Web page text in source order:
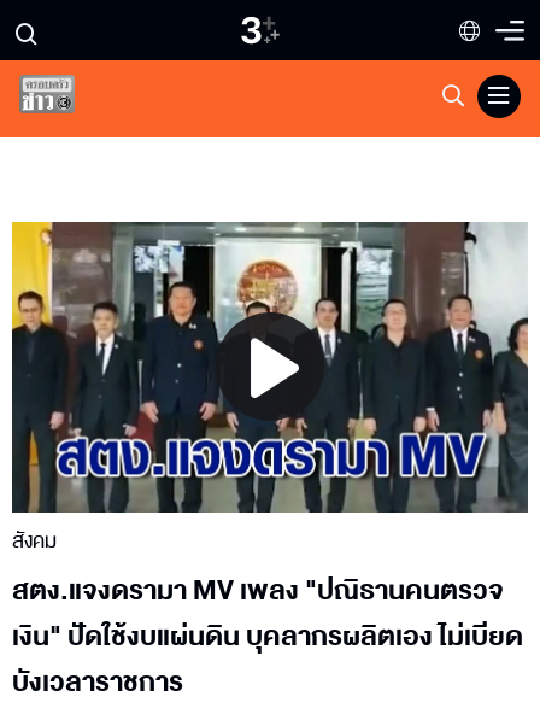
Play
Video
สังคม
สตง.แจงดรามา MV เพลง "ปณิธานคนตรวจ
เงิน" ปัดใช้งบแผ่นดิน บุคลากรผลิตเอง ไม่เบียด
บังเวลาราชการ